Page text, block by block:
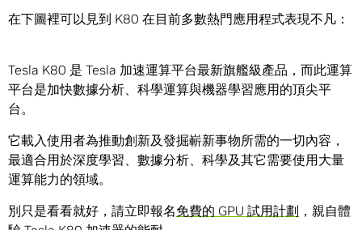
在下圖裡可以見到 K80 在目前多數熱門應用程式表現不凡：
Tesla K80 是 Tesla 加速運算平台最新旗艦級產品，而此運算
平台是加快數據分析、科學運算與機器學習應用的頂尖平
台。
它載入使用者為推動創新及發掘嶄新事物所需的一切內容，
最適合用於深度學習、數據分析、科學及其它需要使用大量
運算能力的領域。
別只是看看就好，請立即報名免費的 GPU 試用計劃 ，親自體